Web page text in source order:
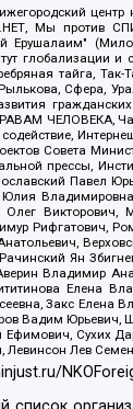
центр
Мы против
Ерушалаим"
тайга,
Сфера,
ЧЕЛОВЕКА,
Совета
прессы,
Павел
Олег Викторович,
Рифгатович,
Ян
Владимир
Елена
Закс Елена
Вадим Юрьевич,
Сухих
Левинсон Лев